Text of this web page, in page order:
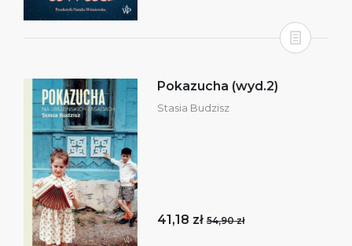
Pokazucha (wyd.2)
Stasia Budzisz
41,18 zł 54,90 zł